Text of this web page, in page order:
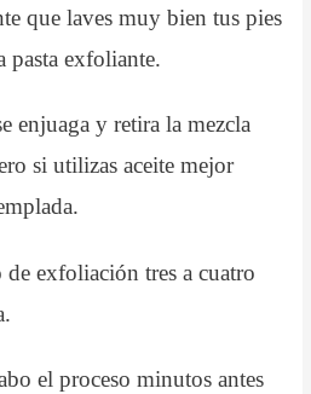
que laves muy bien tus pies
pasta exfoliante.
enjuaga y retira la mezcla
si utilizas aceite mejor
de exfoliación tres a cuatro
el proceso minutos antes